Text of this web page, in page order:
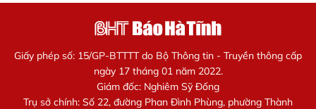
Giấy phép số: 15/GP-BTTTT do Bộ Thông tin - Truyền thông cấp
ngày 17 tháng 01 năm 2022.
Giám đốc: Nghiêm Sỹ Đống
Trụ sở chính: Số 22, đường Phan Đình Phùng, phường Thành